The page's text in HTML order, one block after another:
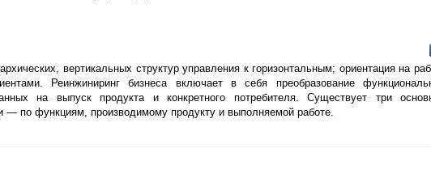
вертикальных структур управления к горизонтальным; ориентация на
Реинжиниринг бизнеса включает в себя преобразование
на выпуск продукта и конкретного потребителя. Существует три
— по функциям, производимому продукту и выполняемой работе.